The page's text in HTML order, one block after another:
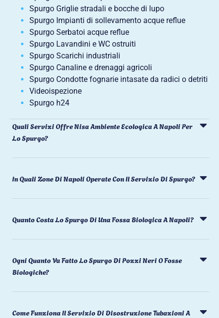
Spurgo Griglie stradali e bocche di lupo
Spurgo Impianti di sollevamento acque reflue
Spurgo Serbatoi acque reflue
Spurgo Lavandini e WC ostruiti
Spurgo Scarichi industriali
Spurgo Canaline e drenaggi agricoli
Spurgo Condotte fognarie intasate da radici o detriti
Videoispezione
Spurgo h24
Quali Servizi Offre Nisa Ambiente Ecologica A Napoli Per
Lo Spurgo?
In Quali Zone Di Napoli Operate Con Il Servizio Di Spurgo?
Quanto Costa Lo Spurgo Di Una Fossa Biologica A Napoli?
Ogni Quanto Va Fatto Lo Spurgo Di Pozzi Neri O Fosse
Biologiche?
Come Funziona Il Servizio Di Disostruzione Tubazioni A